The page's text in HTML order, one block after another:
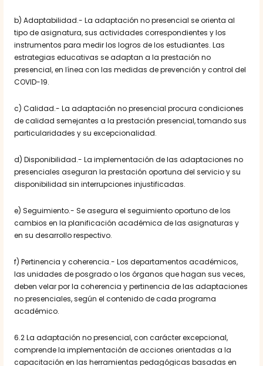
b) Adaptabilidad.- La adaptación no presencial se orienta al
tipo de asignatura, sus actividades correspondientes y los
instrumentos para medir los logros de los estudiantes. Las
estrategias educativas se adaptan a la prestación no
presencial, en línea con las medidas de prevención y control del
COVID-19.
c) Calidad.- La adaptación no presencial procura condiciones
de calidad semejantes a la prestación presencial, tomando sus
particularidades y su excepcionalidad.
d) Disponibilidad.- La implementación de las adaptaciones no
presenciales aseguran la prestación oportuna del servicio y su
disponibilidad sin interrupciones injustificadas.
e) Seguimiento.- Se asegura el seguimiento oportuno de los
cambios en la planificación académica de las asignaturas y
en su desarrollo respectivo.
f) Pertinencia y coherencia.- Los departamentos académicos,
las unidades de posgrado o los órganos que hagan sus veces,
deben velar porla coherencia y pertinencia de las adaptaciones
no presenciales, según el contenido de cada programa
académico.
6.2 La adaptación no presencial, con carácter excepcional,
comprende la implementación de acciones orientadas a la
capacitación en las herramientas pedagógicas basadas en